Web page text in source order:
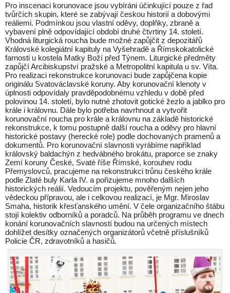
Pro inscenaci korunovace jsou vybíráni účinkující pouze z řad
tvůrčích skupin, které se zabývají českou historií a dobovými
reáliemi. Podmínkou jsou vlastní oděvy, doplňky, zbraně a
vybavení plně odpovídající období druhé čtvrtiny 14. století.
Vhodná liturgická roucha bude možné zapůjčit z depozitářů
Královské kolegiátní kapituly na Vyšehradě a Římskokatolické
farnosti u kostela Matky Boží před Týnem. Liturgické předměty
zapůjčí Arcibiskupství pražské a Metropolitní kapitula u sv. Víta.
Pro realizaci rekonstrukce korunovaci bude zapůjčena kopie
originálu Svatováclavské koruny. Aby korunovační klenoty v
úplnosti odpovídaly pravděpodobnému vzhledu v době před
polovinou 14. století, bylo nutné zhotovit gotické žezlo a jablko pro
krále i královnu. Dále bylo potřeba navrhnout a vytvořit
korunovační roucha pro krále a královnu na základě historické
rekonstrukce, k tomu postupně další roucha a oděvy pro hlavní
historické postavy (herecké role) podle dochovaných pramenů a
dokumentů. Pro korunovační slavnosti vyrábíme například
královský baldachýn z hedvábného brokátu, praporce se znaky
Zemí koruny České, Svaté říše Římské, korouhev rodu
Přemyslovců, pracujeme na rekonstrukci trůnu českého krále
podle Zlaté buly Karla IV. a pořizujeme mnoho dalších
historických reálií. Vedoucím projektu, pověřeným nejen jeho
vědeckou přípravou, ale i celkovou realizací, je Mgr. Miroslav
Smaha, historik křesťanského umění. V čele organizačního štábu
stojí kolektiv odborníků a poradců. Na průběh programu ve dnech
konání korunovačních slavností budou na určených místech
dohlížet desítky označených organizátorů včetně příslušníků
Policie ČR, zdravotníků a hasičů.